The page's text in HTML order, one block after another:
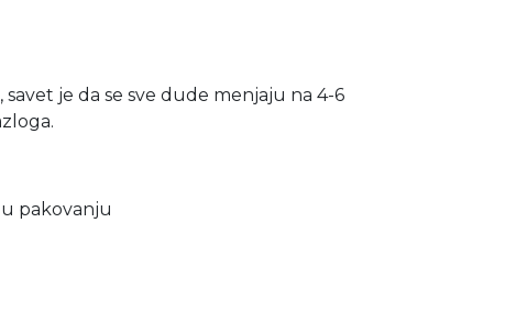
savet je da se sve dude menjaju na 4-6
pakovanju